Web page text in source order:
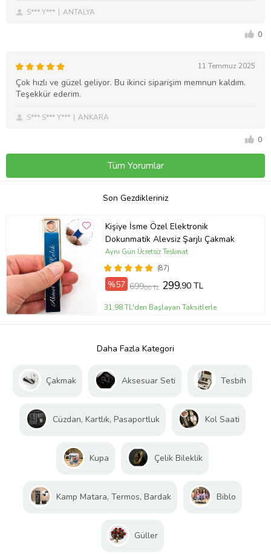
S*** Y*** ANTALYA
0
11 Temmuz 2025
Çok hızlı ve güzel geliyor. Bu ikinci siparişim memnun kaldım.
Teşekkür ederim.
S*** S*** Y*** ANKARA
0
Tüm Yorumlar
Son Gezdikleriniz
Kişiye İsme Özel Elektronik
Dokunmatik Alevsiz Şarjlı Çakmak
(87)
Aynı Gün Ücretsiz Teslimat
%57 699,00 TL 299,90 TL
31,98 TL'den Başlayan Taksitlerle
Daha Fazla Kategori
Çakmak Aksesuar Seti Tesbih
Cüzdan, Kartlık, Pasaportluk Kol Saati
Kupa Çelik Bileklik
Kamp Matara, Termos, Bardak Biblo
Güller